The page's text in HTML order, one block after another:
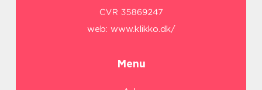
web: www.klikko.dk/
Menu